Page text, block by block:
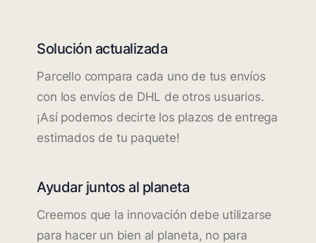
Solución actualizada
Parcello compara cada uno de tus envíos
con los envíos de DHL de otros usuarios.
¡Así podemos decirte los plazos de entrega
estimados de tu paquete!
Ayudar juntos al planeta
Creemos que la innovación debe utilizarse
para hacer un bien al planeta, no para